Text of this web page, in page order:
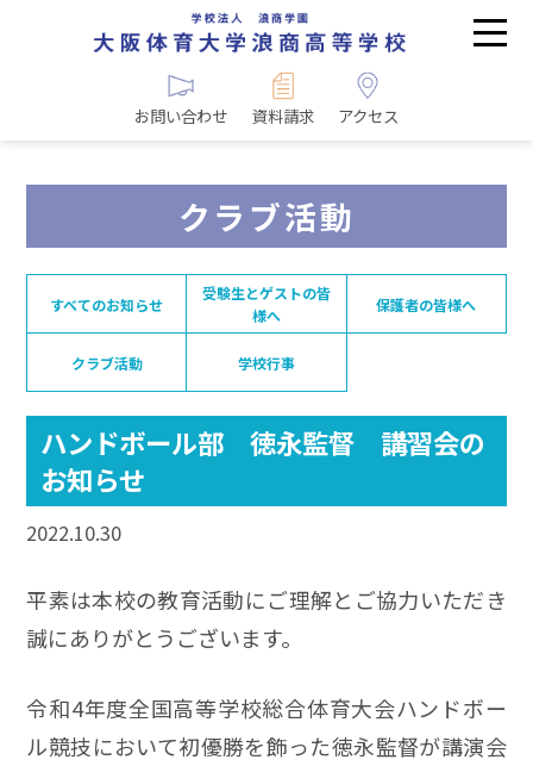
お問い合わせ 資料請求 アクセス
クラブ活動
すべてのお知らせ
受験生とゲストの皆
様へ
保護者の皆様へ
クラブ活動 学校行事
ハンドボール部 徳永監督 講習会の
お知らせ
2022.10.30
平素は本校の教育活動にご理解とご協力いただき
誠にありがとうございます。
令和4年度全国高等学校総合体育大会ハンドボー
ル競技において初優勝を飾った徳永監督が講演会